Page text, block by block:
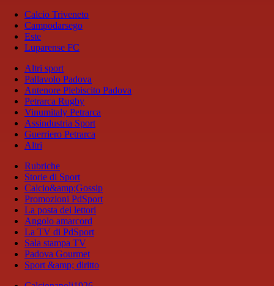
Calcio Triveneto
Campodarsego
Este
Luparense FC
Altri sport
Pallavolo Padova
Antenore Plebiscito Padova
Petrarca Rugby
Vinumitaly Petrarca
Assindustria Sport
Guerriero Petrarca
Altri
Rubriche
Storie di Sport
Calcio&amp;Gossip
Promozioni PdSport
La posta dei lettori
Angolo amarcord
La TV di PdSport
Sala stampa TV
Padova Gourmet
Sport &amp; diritto